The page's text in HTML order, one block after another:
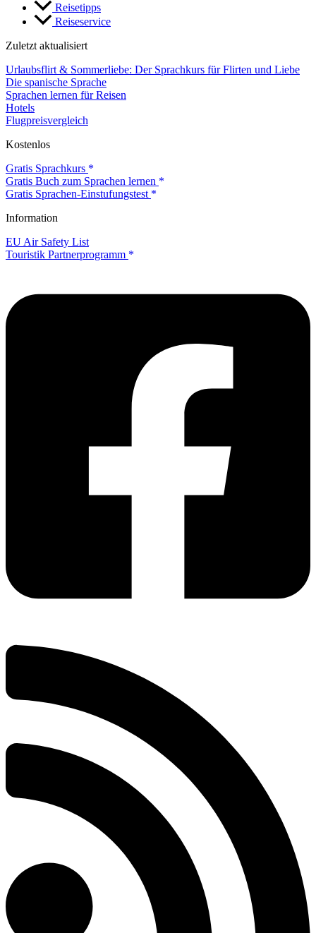
Reisetipps
Reiseservice
Zuletzt aktualisiert
Urlaubsflirt & Sommerliebe: Der Sprachkurs für Flirten und Liebe
Die spanische Sprache
Sprachen lernen für Reisen
Hotels
Flugpreisvergleich
Kostenlos
Gratis Sprachkurs
Gratis Buch zum Sprachen lernen
Gratis Sprachen-Einstufungstest
Information
EU Air Safety List
Touristik Partnerprogramm